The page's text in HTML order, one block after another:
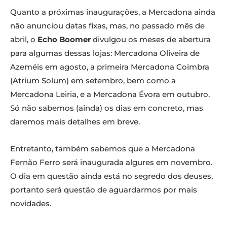
Quanto a próximas inaugurações, a Mercadona ainda
não anunciou datas fixas, mas, no passado mês de
abril, o Echo Boomer divulgou os meses de abertura
para algumas dessas lojas: Mercadona Oliveira de
Azeméis em agosto, a primeira Mercadona Coimbra
(Atrium Solum) em setembro, bem como a
Mercadona Leiria, e a Mercadona Évora em outubro.
Só não sabemos (ainda) os dias em concreto, mas
daremos mais detalhes em breve.
Entretanto, também sabemos que a Mercadona
Fernão Ferro será inaugurada algures em novembro.
O dia em questão ainda está no segredo dos deuses,
portanto será questão de aguardarmos por mais
novidades.